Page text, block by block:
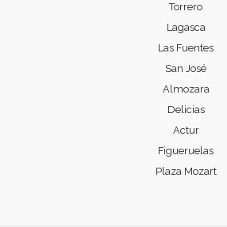
Torrero
Lagasca
Las Fuentes
San José
Almozara
Delicias
Actur
Figueruelas
Plaza Mozart